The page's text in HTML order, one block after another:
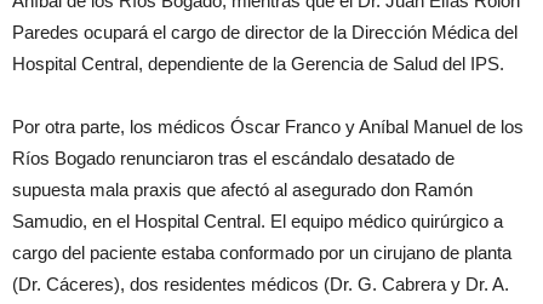
Paredes ocupará el cargo de director de la Dirección Médica del
Hospital Central, dependiente de la Gerencia de Salud del IPS.
Por otra parte, los médicos Óscar Franco y Aníbal Manuel de los
Ríos Bogado renunciaron tras el escándalo desatado de
supuesta mala praxis que afectó al asegurado don Ramón
Samudio, en el Hospital Central. El equipo médico quirúrgico a
cargo del paciente estaba conformado por un cirujano de planta
(Dr. Cáceres), dos residentes médicos (Dr. G. Cabrera y Dr. A.